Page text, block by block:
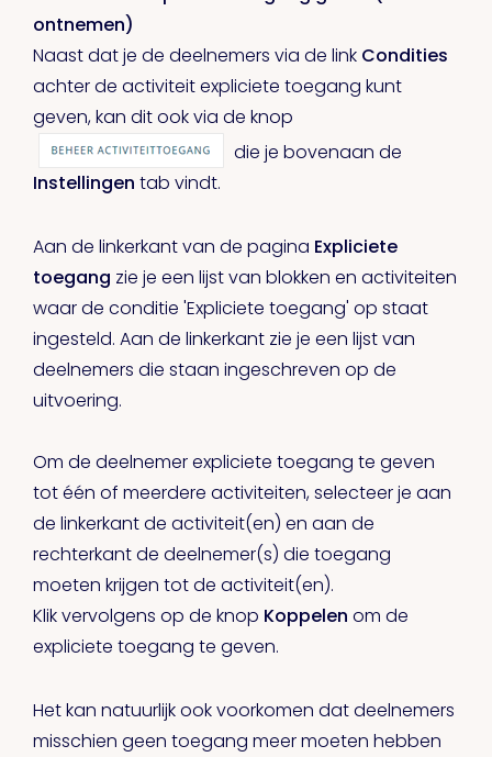
ontnemen)
Naast dat je de deelnemers via de link Condities
achter de activiteit expliciete toegang kunt
geven, kan dit ook via de knop
die je bovenaan de
Instellingen tab vindt.
Aan de linkerkant van de pagina Expliciete
toegang zie je een lijst van blokken en activiteiten
waar de conditie 'Expliciete toegang' op staat
ingesteld. Aan de linkerkant zie je een lijst van
deelnemers die staan ingeschreven op de
uitvoering.
Om de deelnemer expliciete toegang te geven
tot één of meerdere activiteiten, selecteer je aan
de linkerkant de activiteit(en) en aan de
rechterkant de deelnemer(s) die toegang
moeten krijgen tot de activiteit(en).
Klik vervolgens op de knop Koppelen om de
expliciete toegang te geven.
Het kan natuurlijk ook voorkomen dat deelnemers
misschien geen toegang meer moeten hebben